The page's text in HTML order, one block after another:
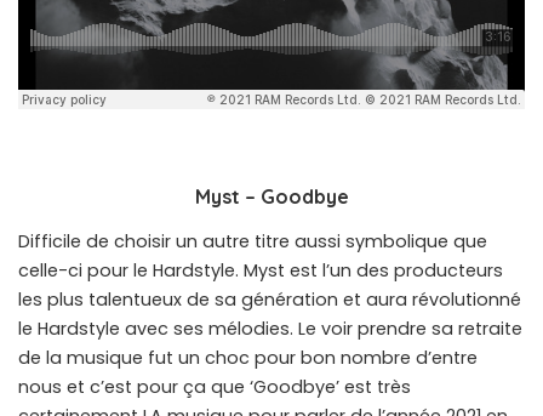
Myst – Goodbye
Difficile de choisir un autre titre aussi symbolique que
celle-ci pour le Hardstyle. Myst est l’un des producteurs
les plus talentueux de sa génération et aura révolutionné
le Hardstyle avec ses mélodies. Le voir prendre sa retraite
de la musique fut un choc pour bon nombre d’entre
nous et c’est pour ça que ‘Goodbye’ est très